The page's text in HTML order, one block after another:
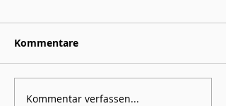
Kommentare
Kommentar verfassen...